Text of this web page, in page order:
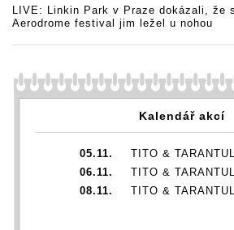
LIVE: Linkin Park v Praze dokázali, že
Aerodrome festival jim ležel u nohou
Kalendář akcí
05.11.
TITO &
06.11.
TITO &
08.11.
TITO &